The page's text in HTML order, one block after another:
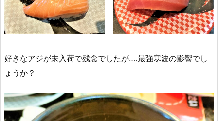
好きなアジが未入荷で残念でしたが‥‥最強寒波の影響でし
ょうか？